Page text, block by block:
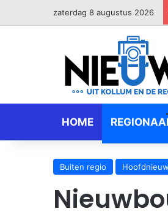
zaterdag 8 augustus 2026
HOME
Buiten regio